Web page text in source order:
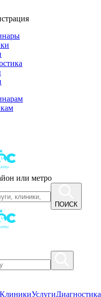
или метро
ПОИСК
КлиникиУслугиДиагностика